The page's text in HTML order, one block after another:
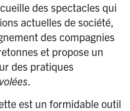
des spectacles qui
actuelles de société,
des compagnies
et propose un
des pratiques
.
est un formidable outil